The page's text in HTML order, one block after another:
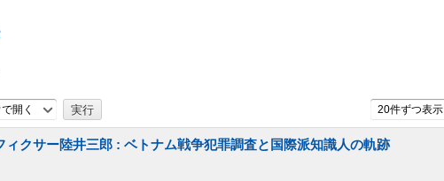
開く 20件ずつ表示
ィクサー陸井三郎 : ベトナム戦争犯罪調査と国際派知識人の軌跡